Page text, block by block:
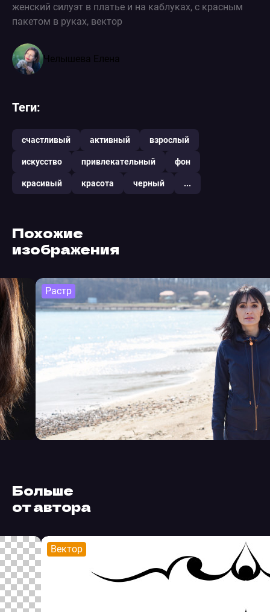
женский силуэт в платье и на каблуках, с красным
пакетом в руках, вектор
Челышева Елена
Теги:
счастливый активный взрослый
искусство привлекательный фон
красивый красота черный ...
Похожие
изображения
Растр
Больше
от автора
Вектор